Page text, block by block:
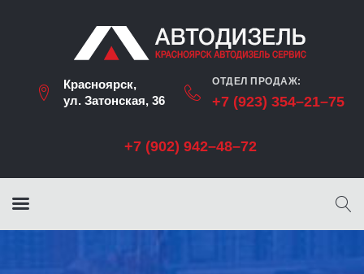
Красноярск,
ул. Затонская, 36
ОТДЕЛ ПРОДАЖ:
+7 (923) 354–21–75
+7 (902) 942–48–72